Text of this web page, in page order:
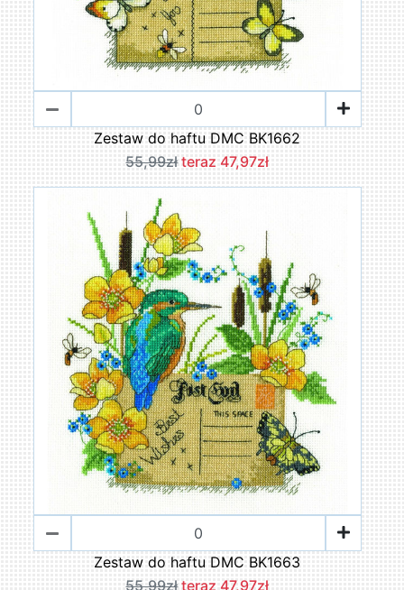
Zestaw do haftu DMC BK1662
55,99zł teraz 47,97zł
Zestaw do haftu DMC BK1663
55,99zł teraz 47,97zł